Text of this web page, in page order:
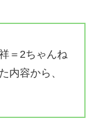
＝2ちゃんね
内容から、